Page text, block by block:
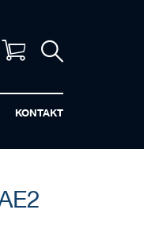
Vaša korpa
KONTAKT